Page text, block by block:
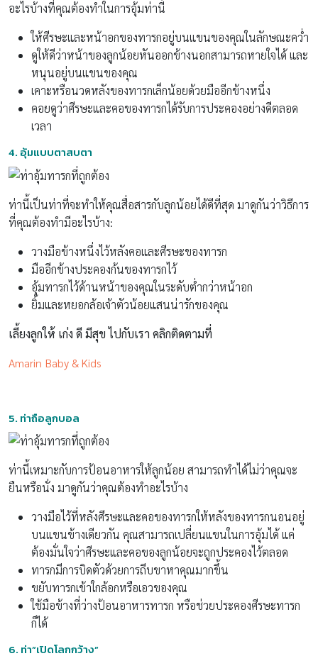
อะไรบ้างที่คุณต้องทำในการอุ้มท่านี้
ให้ศีรษะและหน้าอกของทารกอยู่บนแขนของคุณในลักษณะคว่ำ
ดูให้ดีว่าหน้าของลูกน้อยหันออกข้างนอกสามารถหายใจได้ และ
หนุนอยู่บนแขนของคุณ
เคาะหรือนวดหลังของทารกเล็กน้อยด้วยมืออีกข้างหนึ่ง
คอยดูว่าศีรษะและคอของทารกได้รับการประคองอย่างดีตลอด
เวลา
4. อุ้มแบบตาสบตา
ท่านี้เป็นท่าที่จะทำให้คุณสื่อสารกับลูกน้อยได้ดีที่สุด มาดูกันว่าวิธีการ
ที่คุณต้องทำมีอะไรบ้าง:
วางมือข้างหนึ่งไว้หลังคอและศีรษะของทารก
มืออีกข้างประคองก้นของทารกไว้
อุ้มทารกไว้ด้านหน้าของคุณในระดับต่ำกว่าหน้าอก
ยิ้มและหยอกล้อเจ้าตัวน้อยแสนน่ารักของคุณ
เลี้ยงลูกให้ เก่ง ดี มีสุข ไปกับเรา คลิกติดตามที่
Amarin Baby & Kids
5. ท่าถือลูกบอล
ท่านี้เหมาะกับการป้อนอาหารให้ลูกน้อย สามารถทำได้ไม่ว่าคุณจะ
ยืนหรือนั่ง มาดูกันว่าคุณต้องทำอะไรบ้าง
วางมือไว้ที่หลังศีรษะและคอของทารกให้หลังของทารกนอนอยู่
บนแขนข้างเดียวกัน คุณสามารถเปลี่ยนแขนในการอุ้มได้ แค่
ต้องมั่นใจว่าศีรษะและคอของลูกน้อยจะถูกประคองไว้ตลอด
ทารกมีการบิดตัวด้วยการถีบขาหาคุณมากขึ้น
ขยับทารกเข้าใกล้อกหรือเอวของคุณ
ใช้มือข้างที่ว่างป้อนอาหารทารก หรือช่วยประคองศีรษะทารก
ก็ได้
6. ท่า”เปิดโลกกว้าง”